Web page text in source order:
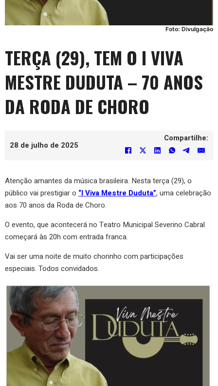
Foto: Divulgação
TERÇA (29), TEM O I VIVA
MESTRE DUDUTA – 70 ANOS
DA RODA DE CHORO
28 de julho de 2025
Compartilhe:
Atenção amantes da música brasileira. Nesta terça (29), o
público vai prestigiar o “I Viva Mestre Duduta”, uma celebração
aos 70 anos da Roda de Choro.
O evento, que acontecerá no Teatro Municipal Severino Cabral
começará às 20h com entrada franca.
Vai ser uma noite de muito chorinho com participações
especiais. Todos convidados.